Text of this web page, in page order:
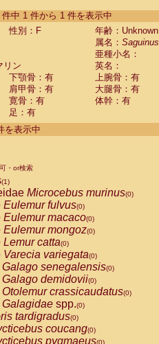
labiatus(0)
leucopus (0)
mystax
nigricollis (1)
oedipus
weddelli
spp.
trivirgatus
albifrons
nigrivittatus
boliviensis(0)
sciureus(0)
caraya(0)
fusca(0)
seniculus
spp.(0)
belzebuth(0)
geoffroyi(0)
paniscus(0)
spp.(0)
lagothricha
lagothricha cana
Cacajao calvus rubicundus
中 1 件から 1 件を表示中
性別：F
年齢：Unknown
属名： Saguinus
亜種小名：
リン
英名：
下顎骨：有 上腕骨：有
肩甲骨：有 大腿骨：有
寛骨：有
体幹：有
足：有
を表示中
・or検索
(1)
Microcebus murinus(0)
Eulemur fulvus(0)
Eulemur macaco(0)
Eulemur mongoz(0)
Lemur catta(0)
Varecia variegata(0)
Galago senegalensis(0)
Galago demidovii(0)
Otolemur crassicaudatus(0)
Galagidae spp.(0)
tardigradus(0)
coucang(0)
pygmaeus(0)